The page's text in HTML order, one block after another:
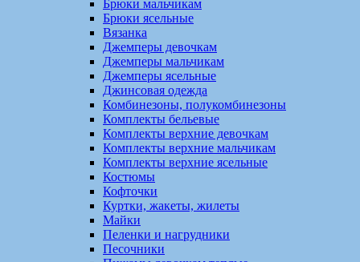
Брюки мальчикам
Брюки ясельные
Вязанка
Джемперы девочкам
Джемперы мальчикам
Джемперы ясельные
Джинсовая одежда
Комбинезоны, полукомбинезоны
Комплекты бельевые
Комплекты верхние девочкам
Комплекты верхние мальчикам
Комплекты верхние ясельные
Костюмы
Кофточки
Куртки, жакеты, жилеты
Майки
Пеленки и нагрудники
Песочники